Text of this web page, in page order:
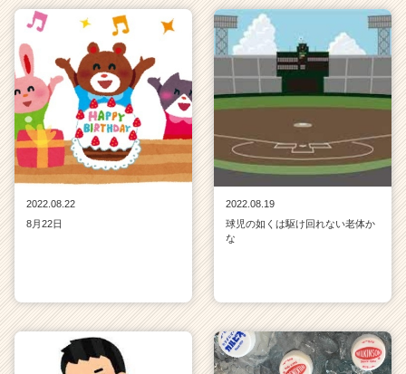
r
r）
2022.08.22
8月22日
2022.08.19
球児の如くは駆け回れない老体か
な